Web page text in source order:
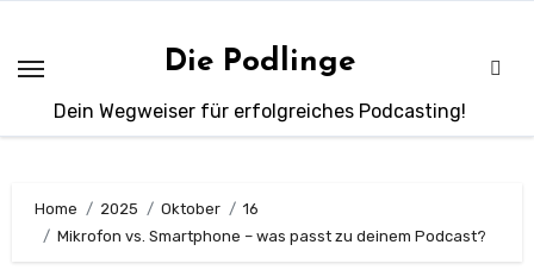
springen
Die Podlinge
Dein Wegweiser für erfolgreiches Podcasting!
Home 2025 Oktober
16
Mikrofon vs. Smartphone – was passt zu deinem Podcast?